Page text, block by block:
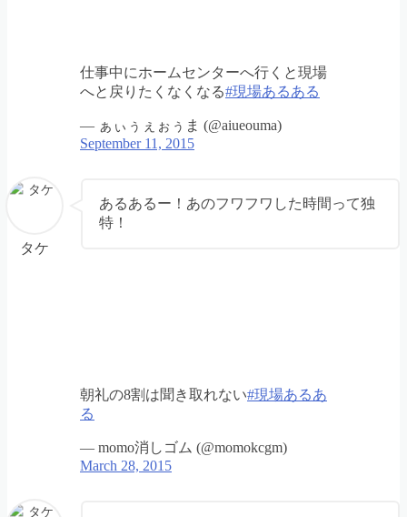
仕事中にホームセンターへ行くと現場
へと戻りたくなくなる#現場あるある
— ぁぃぅぇぉぅま (@aiueouma)
September 11, 2015
タケ
あるあるー！あのフワフワした時間って独
特！
朝礼の8割は聞き取れない#現場あるあ
る
— momo消しゴム (@momokcgm)
March 28, 2015